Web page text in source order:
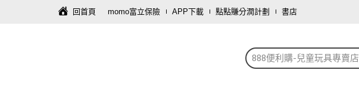
回首頁 momo富立保險 APP下載 點點賺分潤計劃 書店
888便利購-兒童玩具專賣店